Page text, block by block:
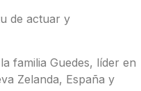
de actuar y
familia Guedes, líder en
Zelanda, España y